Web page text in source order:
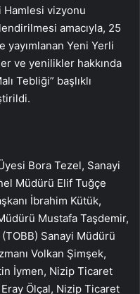
vizyonu
amacıyla, 25
yayımlanan Yeni Yerli
ve yenilikler hakkında
Tebliği” başlıklı
Bora Tezel, Sanayi
Müdürü Elif Tuğçe
İbrahim Kütük,
Mustafa Taşdemir,
Sanayi Müdürü
Volkan Şimşek,
İymen, Nizip Ticaret
Ölçal, Nizip Ticaret